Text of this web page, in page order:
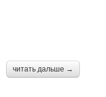
читать дальше →